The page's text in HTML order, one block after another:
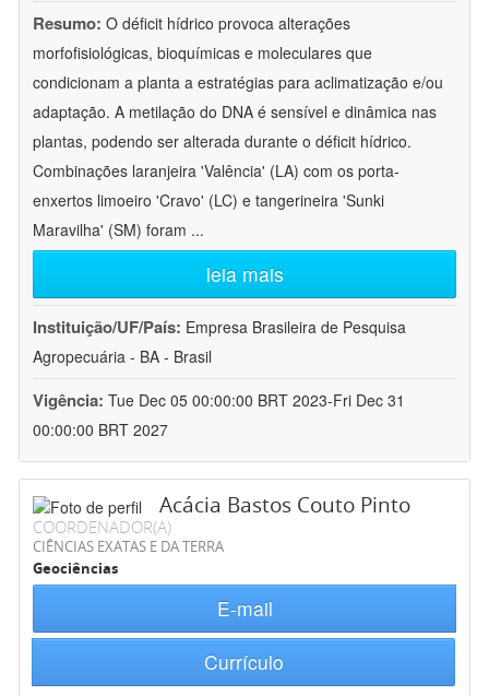
Resumo: O déficit hídrico provoca alterações
morfofisiológicas, bioquímicas e moleculares que
condicionam a planta a estratégias para aclimatização e/ou
adaptação. A metilação do DNA é sensível e dinâmica nas
plantas, podendo ser alterada durante o déficit hídrico.
Combinações laranjeira 'Valência' (LA) com os porta-
enxertos limoeiro 'Cravo' (LC) e tangerineira 'Sunki
Maravilha' (SM) foram ...
leia mais
Instituição/UF/País: Empresa Brasileira de Pesquisa
Agropecuária - BA - Brasil
Vigência: Tue Dec 05 00:00:00 BRT 2023-Fri Dec 31
00:00:00 BRT 2027
Acácia Bastos Couto Pinto
COORDENADOR(A)
CIÊNCIAS EXATAS E DA TERRA
Geociências
E-mail
Currículo